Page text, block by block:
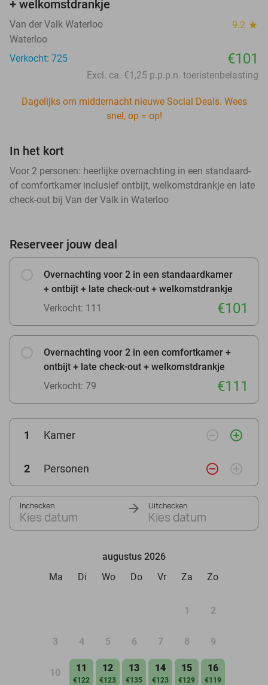
+ welkomstdrankje
Van der Valk Waterloo 9.2 star
Waterloo
Verkocht: 725
€101
Excl. ca. €1,25 p.p.p.n. toeristenbelasting
Dagelijks om middernacht nieuwe Social Deals. Wees
snel, op = op!
In het kort
Voor 2 personen: heerlijke overnachting in een standaard-
of comfortkamer inclusief ontbijt, welkomstdrankje en late
check-out bij Van der Valk in Waterloo
Reserveer jouw deal
Overnachting voor 2 in een standaardkamer
+ ontbijt + late check-out + welkomstdrankje
Verkocht: 111
€101
Overnachting voor 2 in een comfortkamer +
ontbijt + late check-out + welkomstdrankje
Verkocht: 79
€111
1 Kamer remove_circle_outline add_circle_outline
2 Personen remove_circle_outline add_circle_outline
Inchecken
Kies datum
Uitchecken
Kies datum
augustus 2026
Ma
Di Wo Do Vr Za Zo
1 2
3 4 5 6 7 8 9
10 11
€122
12
€123
13
€135
14
€123
15
€129
16
€119